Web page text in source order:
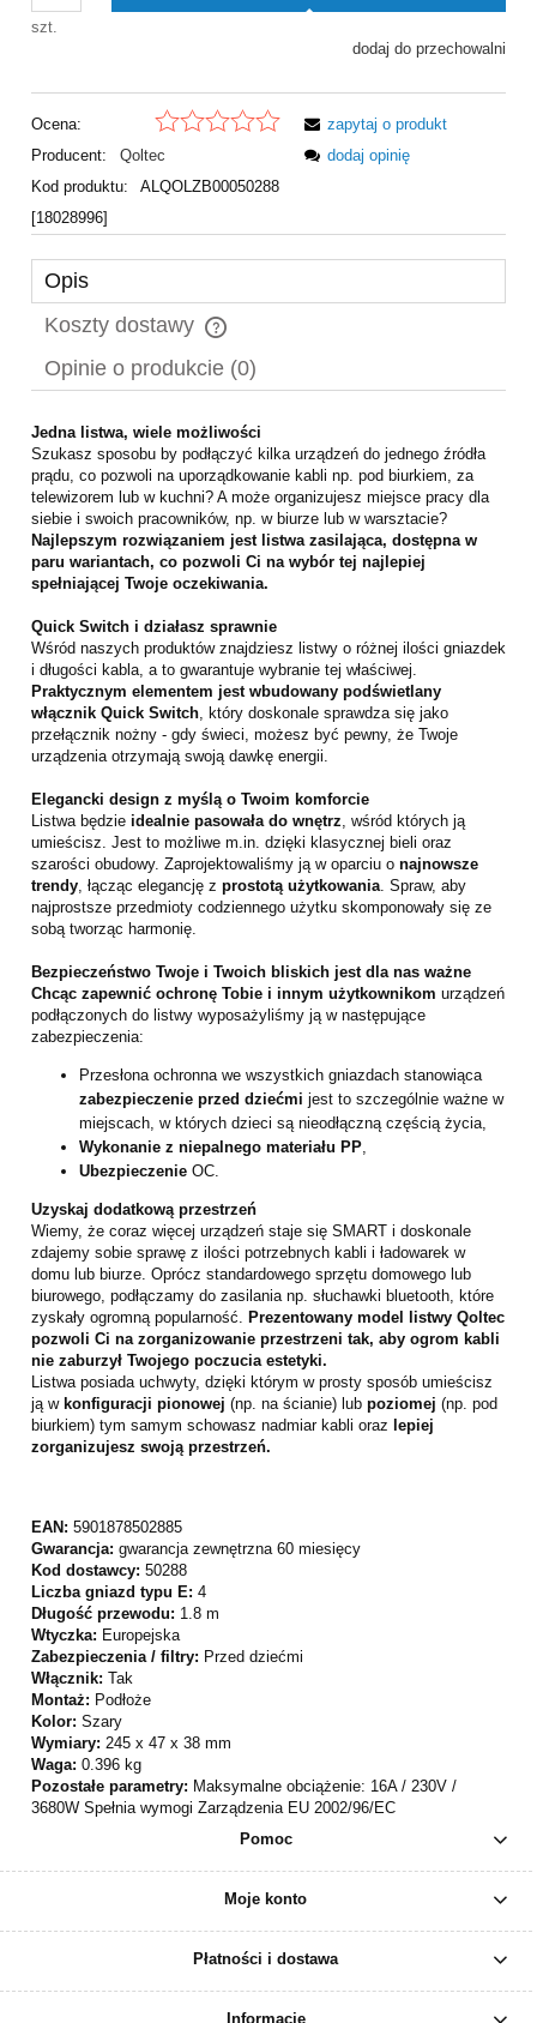
szt.
dodaj do przechowalni
Ocena:
Producent:
Qoltec
Kod produktu:
ALQOLZB00050288
[18028996]
zapytaj o produkt
dodaj opinię
Opis
Koszty dostawy
Cena nie zawiera ewentualnych kosztów płatności
Opinie o produkcie (0)
Jedna listwa, wiele możliwości
Szukasz sposobu by podłączyć kilka urządzeń do jednego źródła
prądu, co pozwoli na uporządkowanie kabli np. pod biurkiem, za
telewizorem lub w kuchni? A może organizujesz miejsce pracy dla
siebie i swoich pracowników, np. w biurze lub w warsztacie?
Najlepszym rozwiązaniem jest listwa zasilająca, dostępna w
paru wariantach, co pozwoli Ci na wybór tej najlepiej
spełniającej Twoje oczekiwania.
Quick Switch i działasz sprawnie
Wśród naszych produktów znajdziesz listwy o różnej ilości gniazdek
i długości kabla, a to gwarantuje wybranie tej właściwej.
Praktycznym elementem jest wbudowany podświetlany
włącznik Quick Switch, który doskonale sprawdza się jako
przełącznik nożny - gdy świeci, możesz być pewny, że Twoje
urządzenia otrzymają swoją dawkę energii.
Elegancki design z myślą o Twoim komforcie
Listwa będzie idealnie pasowała do wnętrz, wśród których ją
umieścisz. Jest to możliwe m.in. dzięki klasycznej bieli oraz
szarości obudowy. Zaprojektowaliśmy ją w oparciu o najnowsze
trendy, łącząc elegancję z prostotą użytkowania. Spraw, aby
najprostsze przedmioty codziennego użytku skomponowały się ze
sobą tworząc harmonię.
Bezpieczeństwo Twoje i Twoich bliskich jest dla nas ważne
Chcąc zapewnić ochronę Tobie i innym użytkownikom urządzeń
podłączonych do listwy wyposażyliśmy ją w następujące
zabezpieczenia:
Przesłona ochronna we wszystkich gniazdach stanowiąca
zabezpieczenie przed dziećmi jest to szczególnie ważne w
miejscach, w których dzieci są nieodłączną częścią życia,
Wykonanie z niepalnego materiału PP,
Ubezpieczenie OC.
Uzyskaj dodatkową przestrzeń
Wiemy, że coraz więcej urządzeń staje się SMART i doskonale
zdajemy sobie sprawę z ilości potrzebnych kabli i ładowarek w
domu lub biurze. Oprócz standardowego sprzętu domowego lub
biurowego, podłączamy do zasilania np. słuchawki bluetooth, które
zyskały ogromną popularność. Prezentowany model listwy Qoltec
pozwoli Ci na zorganizowanie przestrzeni tak, aby ogrom kabli
nie zaburzył Twojego poczucia estetyki.
Listwa posiada uchwyty, dzięki którym w prosty sposób umieścisz
ją w konfiguracji pionowej (np. na ścianie) lub poziomej (np. pod
biurkiem) tym samym schowasz nadmiar kabli oraz lepiej
zorganizujesz swoją przestrzeń.
EAN: 5901878502885
Gwarancja: gwarancja zewnętrzna 60 miesięcy
Kod dostawcy: 50288
Liczba gniazd typu E: 4
Długość przewodu: 1.8 m
Wtyczka: Europejska
Zabezpieczenia / filtry: Przed dziećmi
Włącznik: Tak
Montaż: Podłoże
Kolor: Szary
Wymiary: 245 x 47 x 38 mm
Waga: 0.396 kg
Pozostałe parametry: Maksymalne obciążenie: 16A / 230V /
3680W Spełnia wymogi Zarządzenia EU 2002/96/EC
Pomoc
Moje konto
Płatności i dostawa
Informacje